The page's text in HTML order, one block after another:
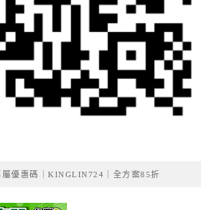
優惠碼｜KINGLIN724｜全方案85折